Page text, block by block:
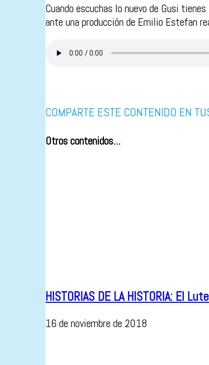
Cuando escuchas lo nuevo de Gusi
ante una producción de Emilio Estefan
COMPARTE ESTE CONTENIDO EN
Otros contenidos...
HISTORIAS DE LA HISTORIA: El Lute
16 de noviembre de 2018